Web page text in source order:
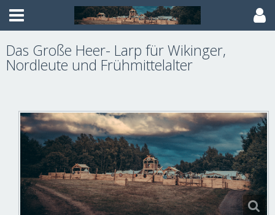
Das Große Heer- Larp für Wikinger,
Nordleute und Frühmittelalter